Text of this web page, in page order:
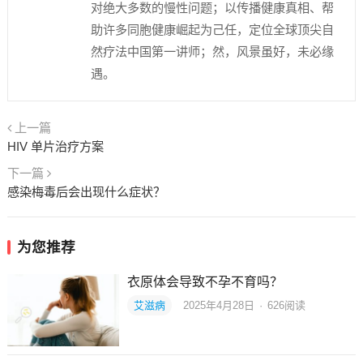
对绝大多数的慢性问题；以传播健康真相、帮
助许多同胞健康崛起为己任，定位全球顶尖自
然疗法中国第一讲师；然，风景虽好，未必缘
遇。
上一篇
HIV 单片治疗方案
下一篇
感染梅毒后会出现什么症状？
为您推荐
衣原体会导致不孕不育吗？
艾滋病 2025年4月28日 · 626阅读